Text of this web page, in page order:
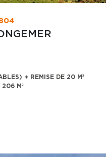
+ REMISE DE 20 M²
206 M²